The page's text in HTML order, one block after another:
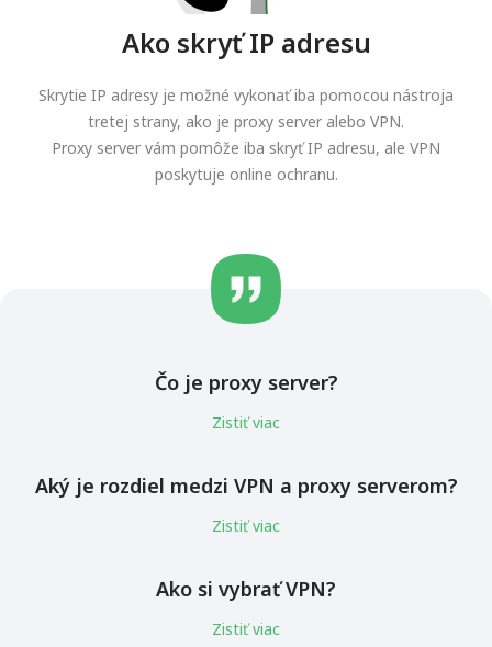
Ako skryť IP adresu
Skrytie IP adresy je možné vykonať iba pomocou nástroja
tretej strany, ako je proxy server alebo VPN.
Proxy server vám pomôže iba skryť IP adresu, ale VPN
poskytuje online ochranu.
Čo je proxy server?
Zistiť viac
Aký je rozdiel medzi VPN a proxy serverom?
Zistiť viac
Ako si vybrať VPN?
Zistiť viac